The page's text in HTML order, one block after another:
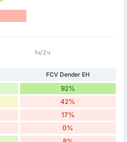
1ч/2ч
FCV Dender EH
92%
42%
17%
0%